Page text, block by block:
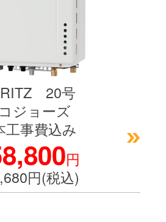
20号
ジョーズ
工事費込み
円
円(税込)